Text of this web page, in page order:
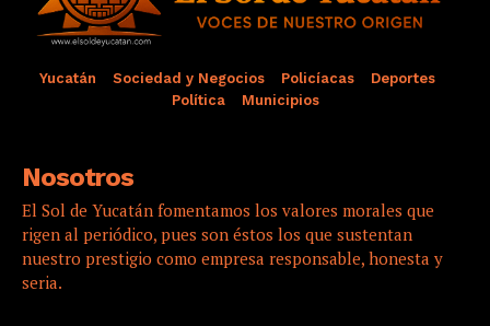
Yucatán Sociedad y Negocios Policíacas
Deportes
Política
Municipios
Nosotros
El Sol de Yucatán fomentamos los valores morales que
rigen al periódico, pues son éstos los que sustentan
nuestro prestigio como empresa responsable, honesta y
seria.